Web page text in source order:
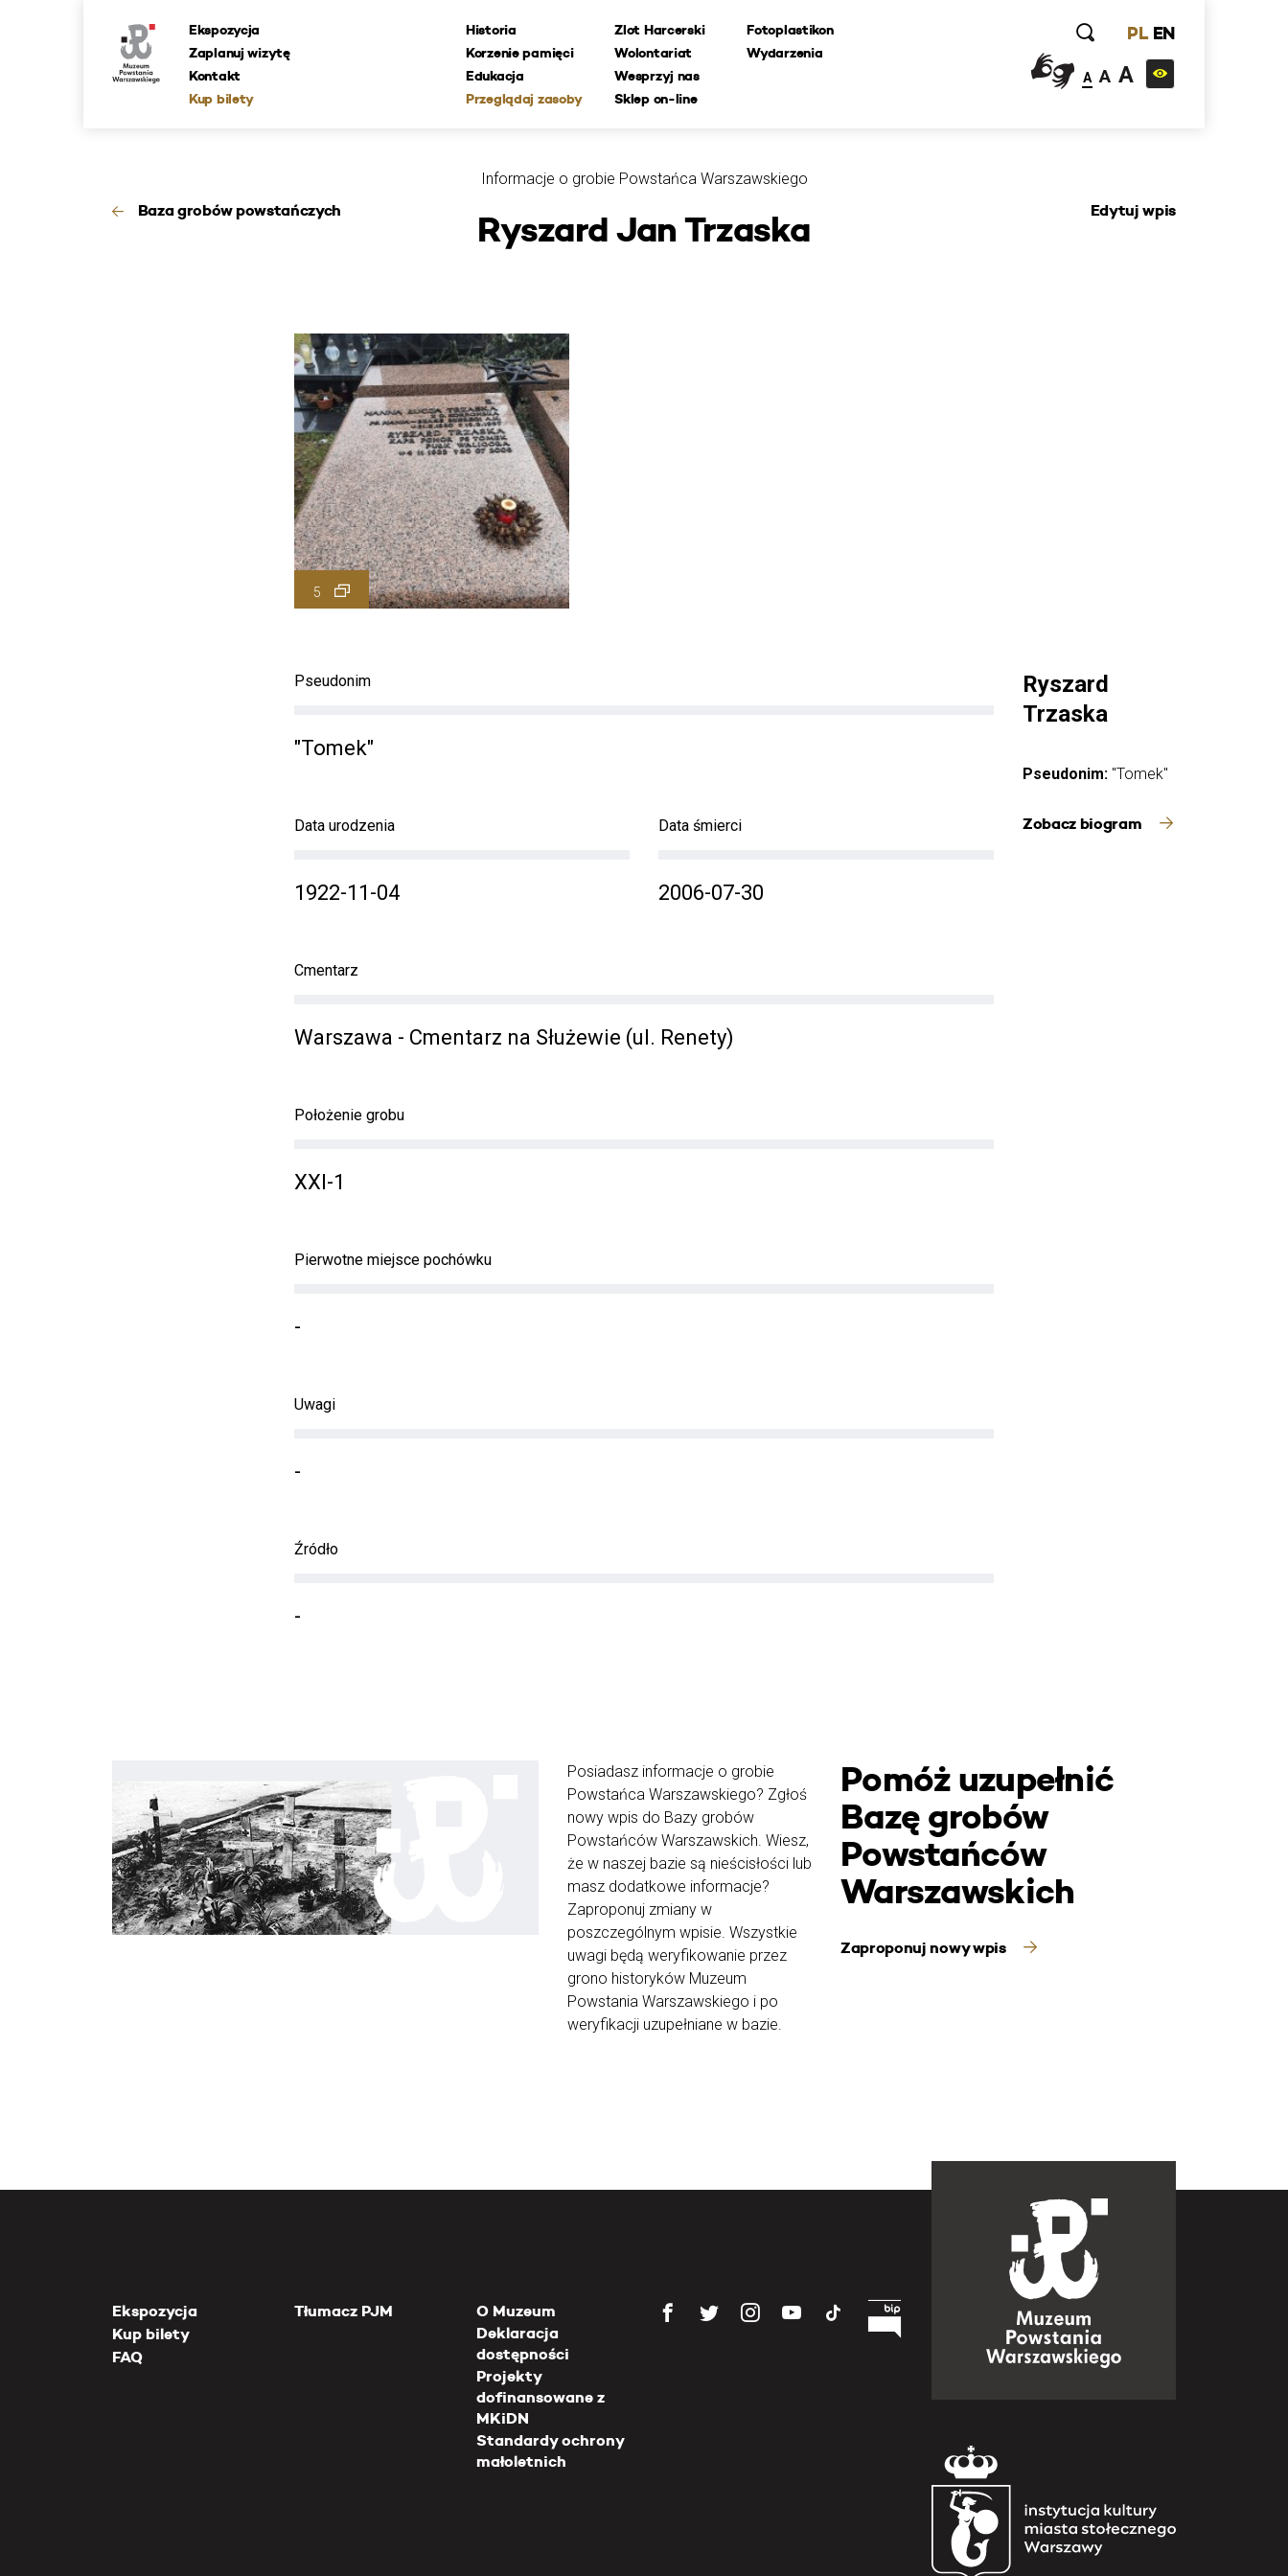
Ekspozycja
Zaplanuj wizytę
Kontakt
Kup bilety
Historia
Korzenie pamięci
Edukacja
Przeglądaj zasoby
Zlot Harcerski
Wolontariat
Wesprzyj nas
Sklep on-line
Fotoplastikon
Wydarzenia
PL EN
A A A
Baza grobów powstańczych Edytuj wpis
Informacje o grobie Powstańca Warszawskiego
Ryszard Jan Trzaska
5
Pseudonim
"Tomek"
Data urodzenia
1922-11-04
Data śmierci
2006-07-30
Cmentarz
Warszawa - Cmentarz na Służewie (ul. Renety)
Położenie grobu
XXI-1
Pierwotne miejsce pochówku
-
Uwagi
-
Źródło
-
Ryszard
Trzaska
Pseudonim: "Tomek"
Zobacz biogram
Posiadasz informacje o grobie
Powstańca Warszawskiego? Zgłoś
nowy wpis do Bazy grobów
Powstańców Warszawskich. Wiesz,
że w naszej bazie są nieścisłości lub
masz dodatkowe informacje?
Zaproponuj zmiany w
poszczególnym wpisie. Wszystkie
uwagi będą weryfikowanie przez
grono historyków Muzeum
Powstania Warszawskiego i po
weryfikacji uzupełniane w bazie.
Pomóż uzupełnić
Bazę grobów
Powstańców
Warszawskich
Zaproponuj nowy wpis
Ekspozycja
Kup bilety
FAQ
Tłumacz PJM
O Muzeum
Deklaracja
dostępności
Projekty
dofinansowane z
MKiDN
Standardy ochrony
małoletnich